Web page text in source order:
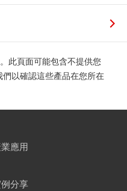
此頁面可能包含不提供您
以確認這些產品在您所在
應用
分享